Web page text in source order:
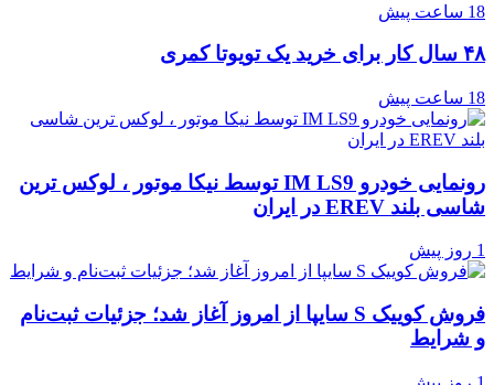
18 ساعت پیش
۴۸ سال کار برای خرید یک تویوتا کمری
18 ساعت پیش
رونمایی خودرو IM LS9 توسط نیکا موتور ، لوکس ترین
شاسی بلند EREV در ایران
1 روز پیش
فروش کوییک S سایپا از امروز آغاز شد؛ جزئیات ثبت‌نام
و شرایط